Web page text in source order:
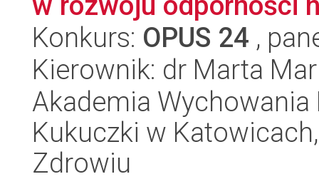
Konkurs: OPUS 24 ,
Kierownik: dr Marta
Akademia
Kukuczki w
Zdrowiu